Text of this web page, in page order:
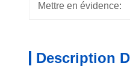
Mettre en évidence:
Description